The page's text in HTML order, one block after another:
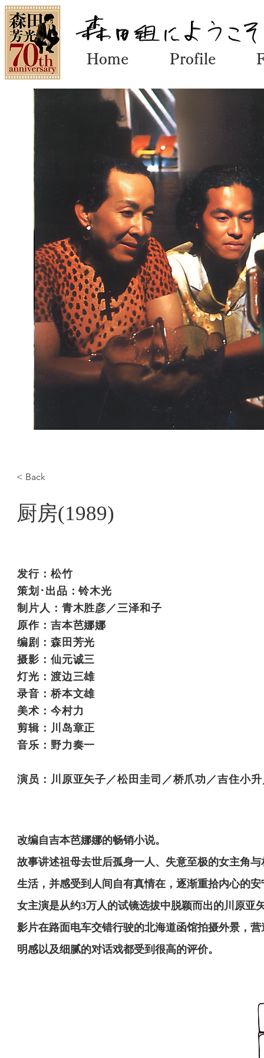
Home Profile
< Back
厨房(1989)
发行：松竹
策划･出品：铃木光
制片人：青木胜彦／三泽和子
原作：吉本芭娜娜
编剧：森田芳光
摄影：仙元诚三
灯光：渡边三雄
录音：桥本文雄
美术：今村力
剪辑：川岛章正
音乐：野力奏一
演员：川原亚矢子／松田圭司／桥爪功／吉住小
改编自吉本芭娜娜的畅销小说。
故事讲述祖母去世后孤身一人、失意至极的女主角
生活，并感受到人间自有真情在，逐渐重拾内心的安
女主演是从约3万人的试镜选拔中脱颖而出的川原亚
影片在路面电车交错行驶的北海道函馆拍摄外景，
明感以及细腻的对话戏都受到很高的评价。